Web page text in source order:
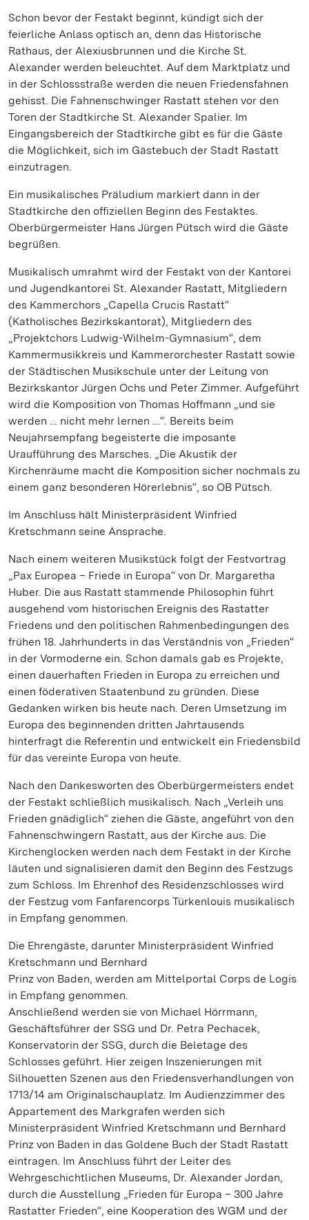
Schon bevor der Festakt beginnt, kündigt sich der
feierliche Anlass optisch an, denn das Historische
Rathaus, der Alexiusbrunnen und die Kirche St.
Alexander werden beleuchtet. Auf dem Marktplatz und
in der Schlossstraße werden die neuen Friedensfahnen
gehisst. Die Fahnenschwinger Rastatt stehen vor den
Toren der Stadtkirche St. Alexander Spalier. Im
Eingangsbereich der Stadtkirche gibt es für die Gäste
die Möglichkeit, sich im Gästebuch der Stadt Rastatt
einzutragen.
Ein musikalisches Präludium markiert dann in der
Stadtkirche den offiziellen Beginn des Festaktes.
Oberbürgermeister Hans Jürgen Pütsch wird die Gäste
begrüßen.
Musikalisch umrahmt wird der Festakt von der Kantorei
und Jugendkantorei St. Alexander Rastatt, Mitgliedern
des Kammerchors „Capella Crucis Rastatt“
(Katholisches Bezirkskantorat), Mitgliedern des
„Projektchors Ludwig-Wilhelm-Gymnasium“, dem
Kammermusikkreis und Kammerorchester Rastatt sowie
der Städtischen Musikschule unter der Leitung von
Bezirkskantor Jürgen Ochs und Peter Zimmer. Aufgeführt
wird die Komposition von Thomas Hoffmann „und sie
werden … nicht mehr lernen …“. Bereits beim
Neujahrsempfang begeisterte die imposante
Uraufführung des Marsches. „Die Akustik der
Kirchenräume macht die Komposition sicher nochmals zu
einem ganz besonderen Hörerlebnis“, so OB Pütsch.
Im Anschluss hält Ministerpräsident Winfried
Kretschmann seine Ansprache.
Nach einem weiteren Musikstück folgt der Festvortrag
„Pax Europea – Friede in Europa“ von Dr. Margaretha
Huber. Die aus Rastatt stammende Philosophin führt
ausgehend vom historischen Ereignis des Rastatter
Friedens und den politischen Rahmenbedingungen des
frühen 18. Jahrhunderts in das Verständnis von „Frieden“
in der Vormoderne ein. Schon damals gab es Projekte,
einen dauerhaften Frieden in Europa zu erreichen und
einen föderativen Staatenbund zu gründen. Diese
Gedanken wirken bis heute nach. Deren Umsetzung im
Europa des beginnenden dritten Jahrtausends
hinterfragt die Referentin und entwickelt ein Friedensbild
für das vereinte Europa von heute.
Nach den Dankesworten des Oberbürgermeisters endet
der Festakt schließlich musikalisch. Nach „Verleih uns
Frieden gnädiglich“ ziehen die Gäste, angeführt von den
Fahnenschwingern Rastatt, aus der Kirche aus. Die
Kirchenglocken werden nach dem Festakt in der Kirche
läuten und signalisieren damit den Beginn des Festzugs
zum Schloss. Im Ehrenhof des Residenzschlosses wird
der Festzug vom Fanfarencorps Türkenlouis musikalisch
in Empfang genommen.
Die Ehrengäste, darunter Ministerpräsident Winfried
Kretschmann und Bernhard
Prinz von Baden, werden am Mittelportal Corps de Logis
in Empfang genommen.
Anschließend werden sie von Michael Hörrmann,
Geschäftsführer der SSG und Dr. Petra Pechacek,
Konservatorin der SSG, durch die Beletage des
Schlosses geführt. Hier zeigen Inszenierungen mit
Silhouetten Szenen aus den Friedensverhandlungen von
1713/14 am Originalschauplatz. Im Audienzzimmer des
Appartement des Markgrafen werden sich
Ministerpräsident Winfried Kretschmann und Bernhard
Prinz von Baden in das Goldene Buch der Stadt Rastatt
eintragen. Im Anschluss führt der Leiter des
Wehrgeschichtlichen Museums, Dr. Alexander Jordan,
durch die Ausstellung „Frieden für Europa – 300 Jahre
Rastatter Frieden“, eine Kooperation des WGM und der